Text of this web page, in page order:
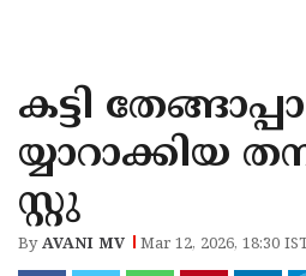
KANNUR
KASARAGOD
കട്ടി
യ്യാറാക്കിയ
സ്റ്റു
ByAVANI MV Mar 12, 2026, 18:30